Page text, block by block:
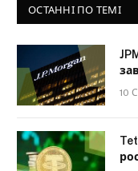
ОСТАННІ ПО ТЕМІ
10